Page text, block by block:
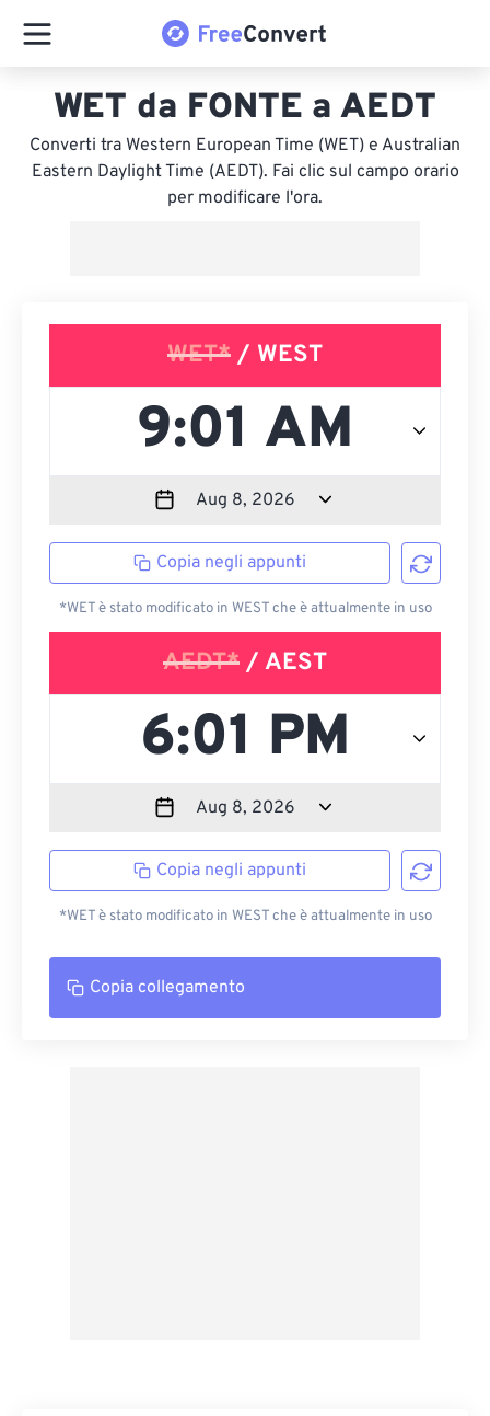
WET da FONTE a AEDT
Converti tra Western European Time (WET) e Australian
Eastern Daylight Time (AEDT). Fai clic sul campo orario
per modificare l'ora.
WET* / WEST
Copia negli appunti
*WET è stato modificato in WEST che è attualmente in uso
AEDT* / AEST
Copia negli appunti
*WET è stato modificato in WEST che è attualmente in uso
Copia collegamento